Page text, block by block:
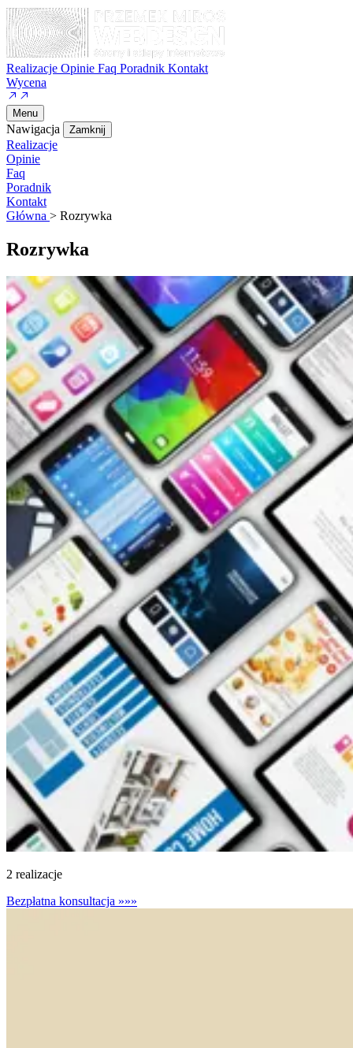
Realizacje Opinie Faq Poradnik Kontakt
Wycena
Menu
Nawigacja Zamknij
Realizacje
Opinie
Faq
Poradnik
Kontakt
Główna > Rozrywka
Rozrywka
2 realizacje
Bezpłatna konsultacja »»»